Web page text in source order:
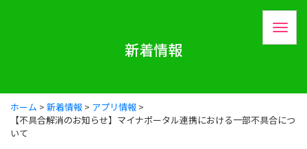
新着情報
ホーム > 新着情報 > アプリ情報 >
【不具合解消のお知らせ】マイナポータル連携における一部不具合につ
いて